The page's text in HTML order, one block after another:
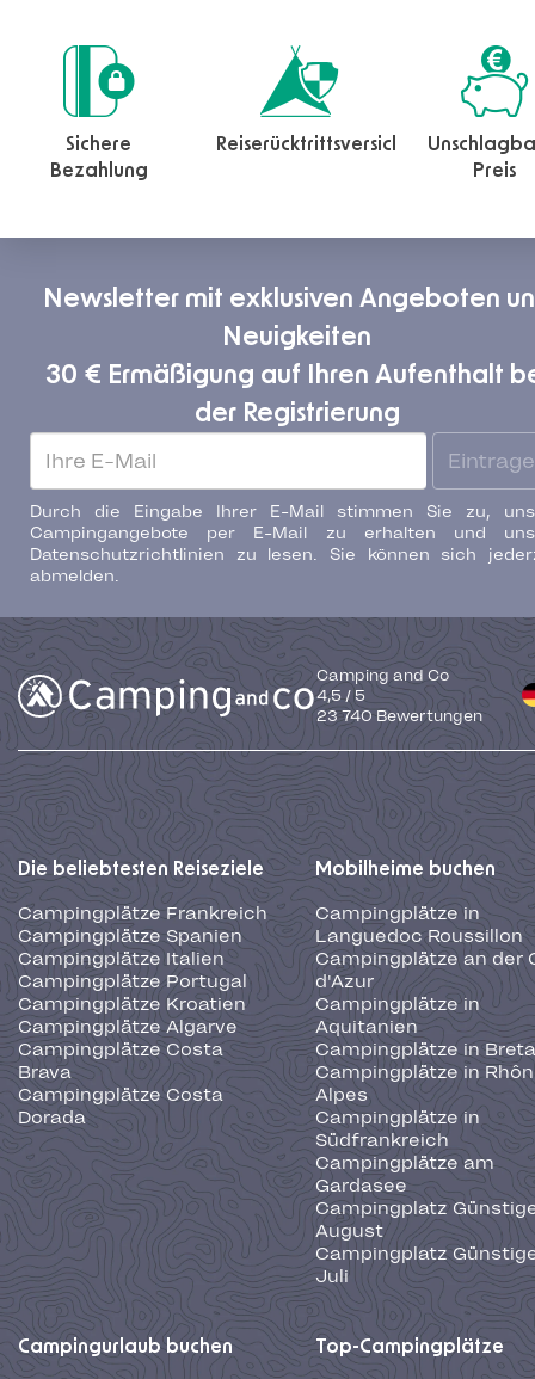
Sichere
Bezahlung
Reiserücktrittsversicherung
Preis
Newsletter mit exklusiven Angeboten
Neuigkeiten
30 € Ermäßigung auf Ihren Aufenthalt
der Registrierung
Durch die Eingabe Ihrer E-Mail stimmen Sie zu,
Campingangebote per E-Mail zu erhalten und
Datenschutzrichtlinien zu lesen. Sie können sich
abmelden.
Camping and Co
4,5 / 5
23 740 Bewertungen
Die beliebtesten Reiseziele
Campingplätze Frankreich
Campingplätze Spanien
Campingplätze Italien
Campingplätze Portugal
Campingplätze Kroatien
Campingplätze Algarve
Campingplätze Costa
Brava
Campingplätze Costa
Dorada
Mobilheime buchen
Campingplätze in
Languedoc Roussillon
Campingplätze an der
d'Azur
Campingplätze in
Aquitanien
Campingplätze in
Campingplätze in
Alpes
Campingplätze in
Südfrankreich
Campingplätze am
Gardasee
Campingplatz
August
Campingplatz
Juli
Campingurlaub buchen Top-Campingplätze